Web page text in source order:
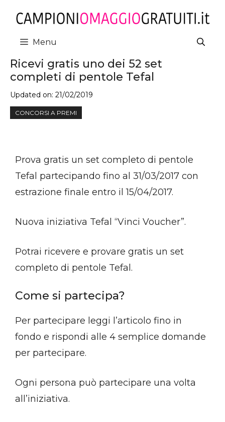
contenuto
Menu
Ricevi gratis uno dei 52 set
completi di pentole Tefal
Updated on: 21/02/2019
CONCORSI A PREMI
Prova gratis un set completo di pentole
Tefal partecipando fino al 31/03/2017 con
estrazione finale entro il 15/04/2017.
Nuova iniziativa Tefal “Vinci Voucher”.
Potrai ricevere e provare gratis un set
completo di pentole Tefal.
Come si partecipa?
Per partecipare leggi l’articolo fino in
fondo e rispondi alle 4 semplice domande
per partecipare.
Ogni persona può partecipare una volta
all’iniziativa.